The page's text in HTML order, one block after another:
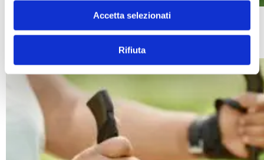
Accetta selezionati
Rifiuta
Allenatore di trail running: chi è, cosa fa e come
scegliere il migliore